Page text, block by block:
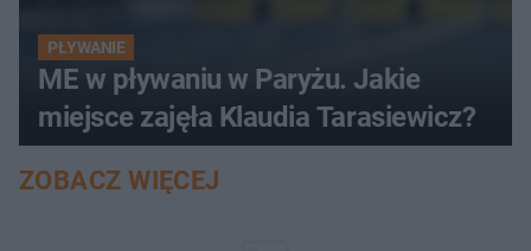
PŁYWANIE
ME w pływaniu w Paryżu. Jakie
miejsce zajęła Klaudia Tarasiewicz?
ZOBACZ WIĘCEJ